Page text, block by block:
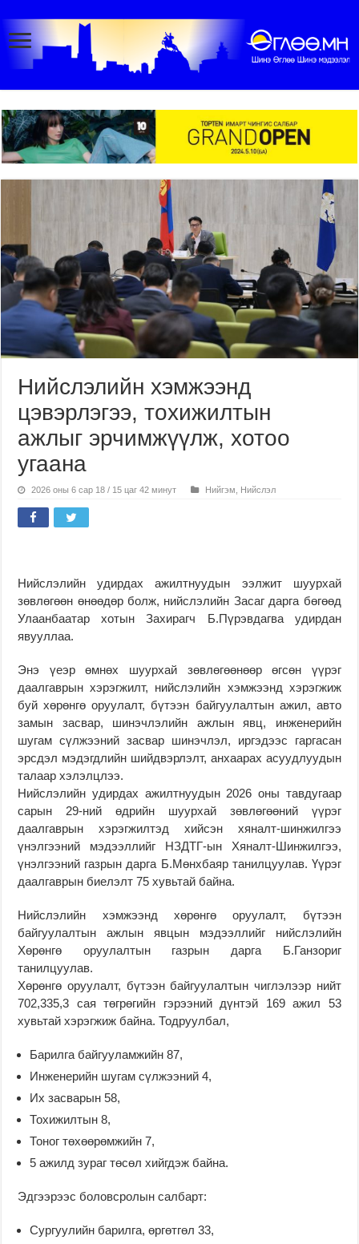
Нийслэлийн хэмжээнд
цэвэрлэгээ, тохижилтын
ажлыг эрчимжүүлж, хотоо
угаана
2026 оны 6 сар 18 / 15 цаг 42 минут Нийгэм Нийслэл
Нийслэлийн удирдах ажилтнуудын ээлжит шуурхай
зөвлөгөөн өнөөдөр болж, нийслэлийн Засаг дарга бөгөөд
Улаанбаатар хотын Захирагч Б.Пүрэвдагва удирдан
явууллаа.
Энэ үеэр өмнөх шуурхай зөвлөгөөнөөр өгсөн үүрэг
даалгаврын хэрэгжилт, нийслэлийн хэмжээнд хэрэгжиж
буй хөрөнгө оруулалт, бүтээн байгуулалтын ажил, авто
замын засвар, шинэчлэлийн ажлын явц, инженерийн
шугам сүлжээний засвар шинэчлэл, иргэдээс гаргасан
эрсдэл мэдэгдлийн шийдвэрлэлт, анхаарах асуудлуудын
талаар хэлэлцлээ.
Нийслэлийн удирдах ажилтнуудын 2026 оны тавдугаар
сарын 29-ний өдрийн шуурхай зөвлөгөөний үүрэг
даалгаврын хэрэгжилтэд хийсэн хяналт-шинжилгээ
үнэлгээний мэдээллийг НЗДТГ-ын Хяналт-Шинжилгээ,
үнэлгээний газрын дарга Б.Мөнхбаяр танилцуулав. Үүрэг
даалгаврын биелэлт 75 хувьтай байна.
Нийслэлийн хэмжээнд хөрөнгө оруулалт, бүтээн
байгуулалтын ажлын явцын мэдээллийг нийслэлийн
Хөрөнгө оруулалтын газрын дарга Б.Ганзориг
танилцуулав.
Хөрөнгө оруулалт, бүтээн байгуулалтын чиглэлээр нийт
702,335,3 сая төгрөгийн гэрээний дүнтэй 169 ажил 53
хувьтай хэрэгжиж байна. Тодруулбал,
Барилга байгууламжийн 87,
Инженерийн шугам сүлжээний 4,
Их засварын 58,
Тохижилтын 8,
Тоног төхөөрөмжийн 7,
5 ажилд зураг төсөл хийгдэж байна.
Эдгээрээс боловсролын салбарт:
Сургуулийн барилга, өргөтгөл 33,